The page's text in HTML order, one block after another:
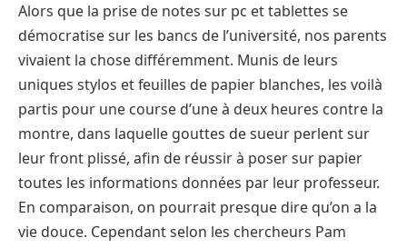
Alors que la prise de notes sur pc et tablettes se
démocratise sur les bancs de l’université, nos parents
vivaient la chose différemment. Munis de leurs
uniques stylos et feuilles de papier blanches, les voilà
partis pour une course d’une à deux heures contre la
montre, dans laquelle gouttes de sueur perlent sur
leur front plissé, afin de réussir à poser sur papier
toutes les informations données par leur professeur.
En comparaison, on pourrait presque dire qu’on a la
vie douce. Cependant selon les chercheurs Pam